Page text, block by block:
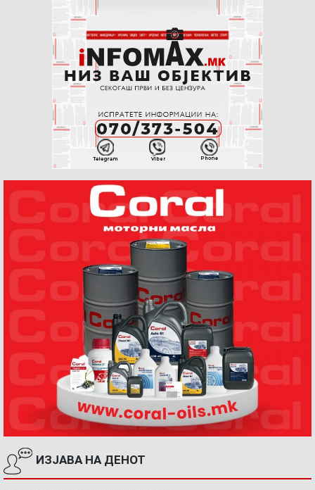
ИЗЈАВА НА ДЕНОТ